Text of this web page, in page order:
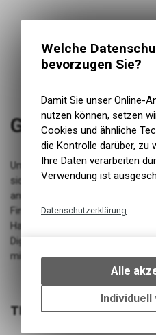
Grippler Grip
Unser patentiertes Compound
sich sowohl mit Handschuhen
an - und mit dem
Fingerseite und der
Handflächenseite bringt
Digitalisierung. Jetzt in 10
mit Double Lock Ons.
TECHNISCHE DATEN
Welche
bevorzugen Sie?
Damit Sie unser Online-
nutzen können, setzen
Cookies und ähnliche
die Kontrolle darüber, zu
Ihre Daten verarbeiten
Verwendung ist
Datenschutzerklärung
um die
Alle